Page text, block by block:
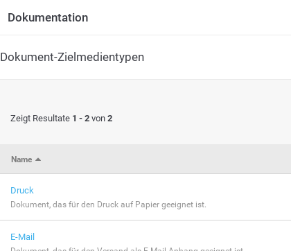
Dokumentation
Dokument-Zielmedientypen
Zeigt Resultate 1 - 2 von 2
Druck
Dokument, das für den Druck auf Papier geeignet ist.
E-Mail
Name